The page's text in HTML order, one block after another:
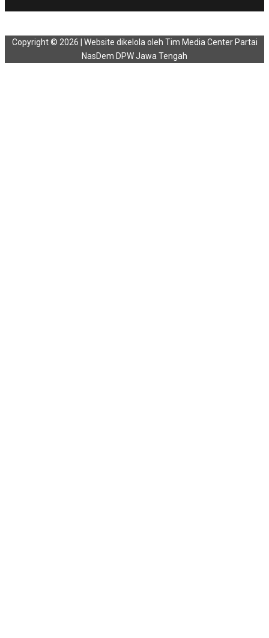
Copyright © 2026 | Website dikelola oleh Tim Media Center Partai
NasDem DPW Jawa Tengah